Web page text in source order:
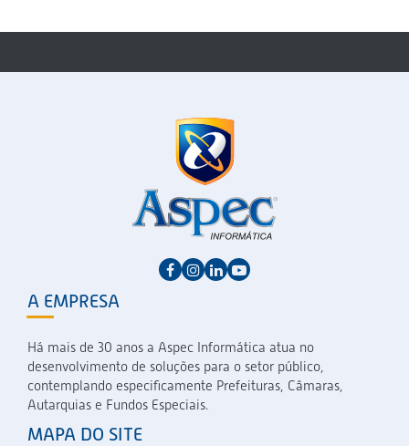
A EMPRESA
Há mais de 30 anos a Aspec Informática atua no
desenvolvimento de soluções para o setor público,
contemplando especificamente Prefeituras, Câmaras,
Autarquias e Fundos Especiais.
MAPA DO SITE